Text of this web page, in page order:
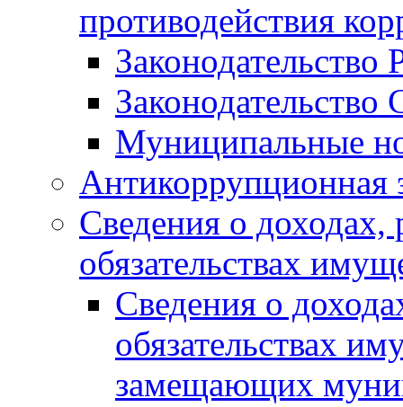
противодействия
Законодательство
Муниципальные
Антикоррупционная
Сведения о доходах,
обязательствах
Сведения о
обязательствах
замещающих